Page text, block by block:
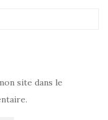
site dans le